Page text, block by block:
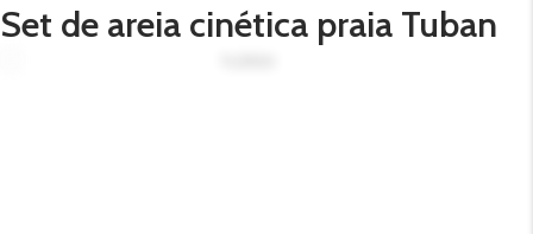
Set de areia cinética praia Tuban